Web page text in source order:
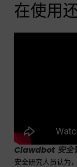
在使用
Clawdbot 安全
安全研究人员认为